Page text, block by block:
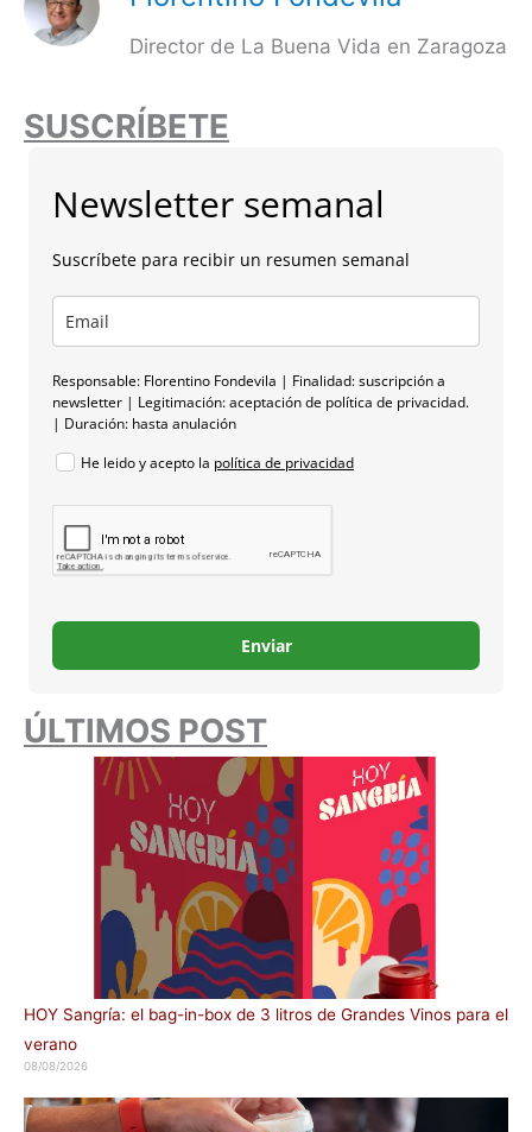
Director de La Buena Vida en Zaragoza
SUSCRÍBETE
Newsletter semanal
Suscríbete para recibir un resumen semanal
Responsable: Florentino Fondevila | Finalidad: suscripción a
newsletter | Legitimación: aceptación de política de privacidad.
| Duración: hasta anulación
He leido y acepto la política de privacidad
Enviar
ÚLTIMOS POST
HOY Sangría: el bag-in-box de 3 litros de Grandes Vinos para el
verano
08/08/2026